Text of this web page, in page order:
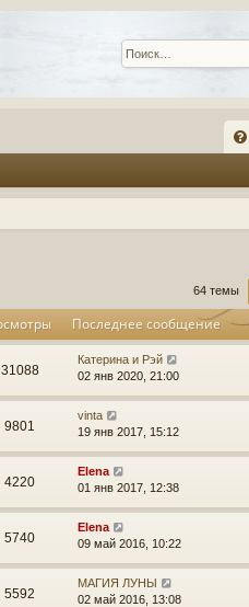
Q
64 темы
Последнее сообщение
31088
Катерина и Рэй
02 янв 2020, 21:00
9801
vinta
19 янв 2017, 15:12
4220
Elena
01 янв 2017, 12:38
5740
Elena
09 май 2016, 10:22
5592
МАГИЯ ЛУНЫ
02 май 2016, 13:08